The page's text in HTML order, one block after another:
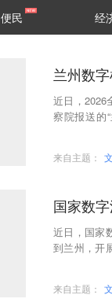
便民 经
兰州数
近日，2026
察院报送的
来自主题：
国家数
近日，国家
到兰州，开
来自主题：